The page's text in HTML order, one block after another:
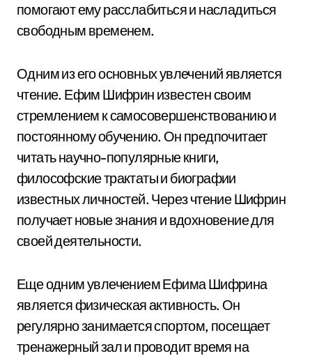
помогают ему расслабиться и насладиться
свободным временем.
Одним из его основных увлечений является
чтение. Ефим Шифрин известен своим
стремлением к самосовершенствованию и
постоянному обучению. Он предпочитает
читать научно-популярные книги,
философские трактаты и биографии
известных личностей. Через чтение Шифрин
получает новые знания и вдохновение для
своей деятельности.
Еще одним увлечением Ефима Шифрина
является физическая активность. Он
регулярно занимается спортом, посещает
тренажерный зал и проводит время на